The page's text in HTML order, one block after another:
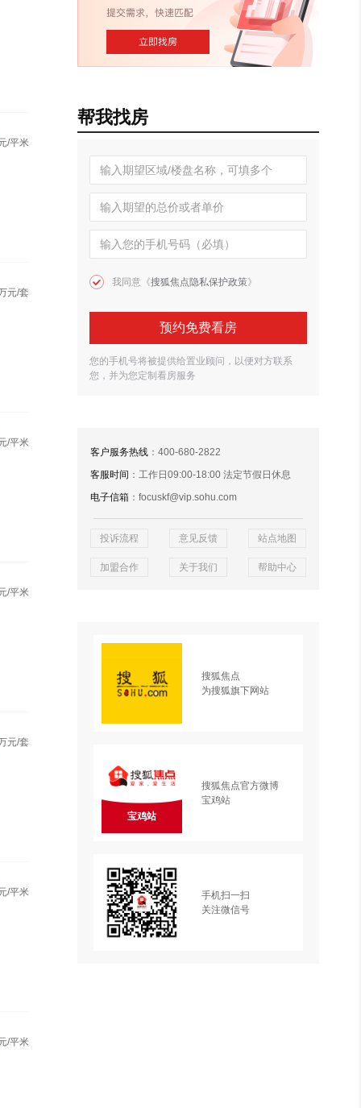
/平米
元/套
/平米
/平米
元/套
/平米
/平米
帮我找房
我同意《搜狐焦点隐私保护政策》
预约免费看房
您的手机号将被提供给置业顾问，以便对方联系
您，并为您定制看房服务
客户服务热线 ：400-680-2822
客服时间 ：工作日09:00-18:00 法定节假日休息
电子信箱 ：focuskf@vip.sohu.com
投诉流程 意见反馈 站点地图
加盟合作 关于我们 帮助中心
搜狐焦点
为搜狐旗下网站
宝鸡站
搜狐焦点官方微博
宝鸡站
手机扫一扫
关注微信号